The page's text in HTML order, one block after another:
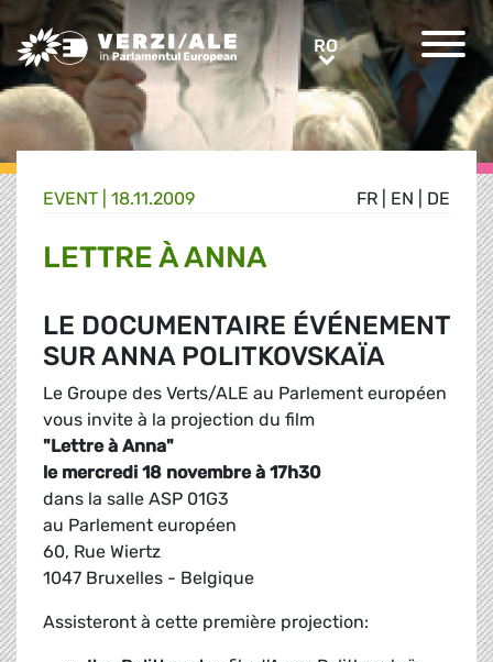
Greens/EFA Home RORO
FR EN DE
EVENT | 18.11.2009
LETTRE À ANNA
LE DOCUMENTAIRE ÉVÉNEMENT
SUR ANNA POLITKOVSKAÏA
Le Groupe des Verts/ALE au Parlement européen
vous invite à la projection du film
"Lettre à Anna"
le mercredi 18 novembre à 17h30
dans la salle ASP 01G3
au Parlement européen
60, Rue Wiertz
1047 Bruxelles - Belgique
Assisteront à cette première projection: